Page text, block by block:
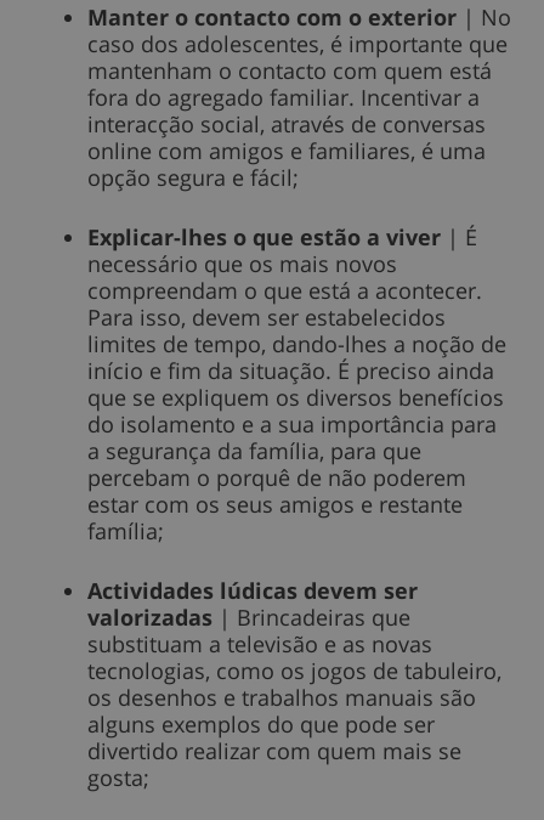
Manter o contacto com o exterior | No
caso dos adolescentes, é importante que
mantenham o contacto com quem está
fora do agregado familiar. Incentivar a
interacção social, através de conversas
online com amigos e familiares, é uma
opção segura e fácil;
Explicar-lhes o que estão a viver | É
necessário que os mais novos
compreendam o que está a acontecer.
Para isso, devem ser estabelecidos
limites de tempo, dando-lhes a noção de
início e fim da situação. É preciso ainda
que se expliquem os diversos benefícios
do isolamento e a sua importância para
a segurança da família, para que
percebam o porquê de não poderem
estar com os seus amigos e restante
família;
Actividades lúdicas devem ser
valorizadas | Brincadeiras que
substituam a televisão e as novas
tecnologias, como os jogos de tabuleiro,
os desenhos e trabalhos manuais são
alguns exemplos do que pode ser
divertido realizar com quem mais se
gosta;